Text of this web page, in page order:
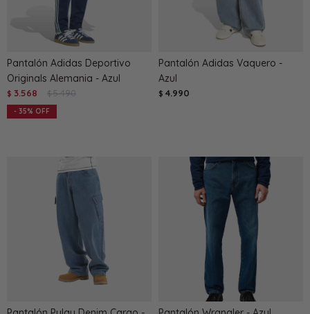
Pantalón Adidas Deportivo
Originals Alemania - Azul
$ 3.568 $ 5.490
35
Pantalón Adidas Vaquero -
Azul
$ 4.990